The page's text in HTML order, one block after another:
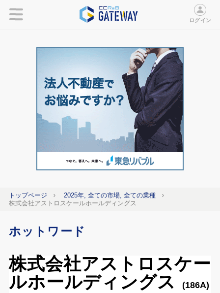
ログイン
トップページ
2025年, 全ての市場, 全ての業種
株式会社アストロスケールホールディングス
ホットワード
株式会社アストロスケー
ルホールディングス
(186A)